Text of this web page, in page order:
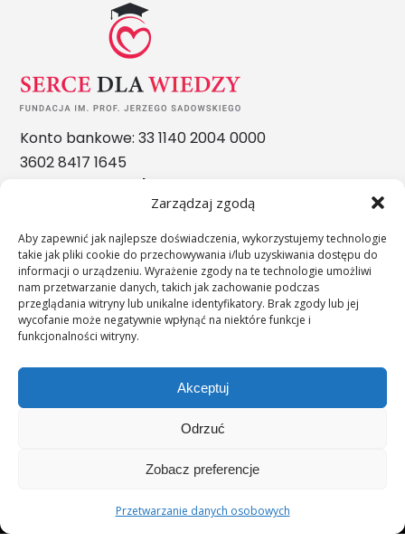
Zarządzaj zgodą
Aby zapewnić jak najlepsze doświadczenia, wykorzystujemy technologie
takie jak pliki cookie do przechowywania i/lub uzyskiwania dostępu do
informacji o urządzeniu. Wyrażenie zgody na te technologie umożliwi
nam przetwarzanie danych, takich jak zachowanie podczas
przeglądania witryny lub unikalne identyfikatory. Brak zgody lub jej
wycofanie może negatywnie wpłynąć na niektóre funkcje i
funkcjonalności witryny.
Akceptuj
Odrzuć
Zobacz preferencje
Przetwarzanie danych osobowych
Konto bankowe: 33 1140 2004 0000
3602 8417 1645
Nasze nagrody
";s:11:"c_on_mobile";s:0:"";